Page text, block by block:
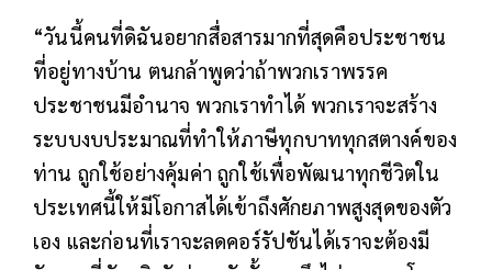
“วันนี้คนที่ดิฉันอยากสื่อสารมากที่สุดคือประชาชน
ที่อยู่ทางบ้าน ตนกล้าพูดว่าถ้าพวกเราพรรค
ประชาชนมีอำนาจ พวกเราทำได้ พวกเราจะสร้าง
ระบบงบประมาณที่ทำให้ภาษีทุกบาททุกสตางค์ของ
ท่าน ถูกใช้อย่างคุ้มค่า ถูกใช้เพื่อพัฒนาทุกชีวิตใน
ประเทศนี้ให้มีโอกาสได้เข้าถึงศักยภาพสูงสุดของตัว
เอง และก่อนที่เราจะลดคอร์รัปชันได้เราจะต้องมี